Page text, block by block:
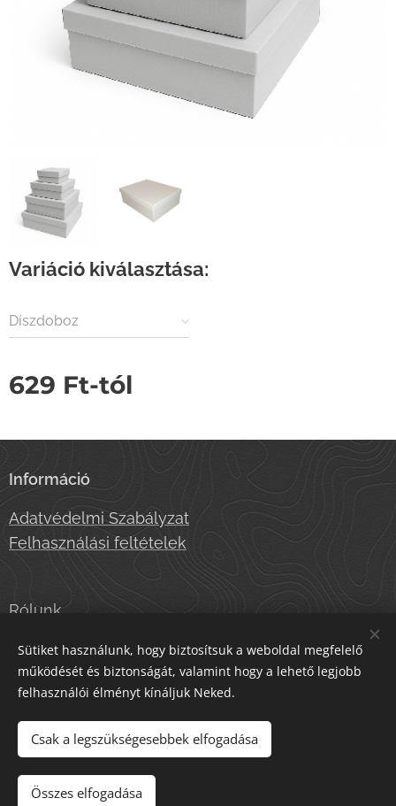
Variáció kiválasztása:
Díszdoboz
629 Ft-tól
Információ
Adatvédelmi Szabályzat
Felhasználási feltételek
Rólunk
Sütiket használunk, hogy biztosítsuk a weboldal megfelelő
működését és biztonságát, valamint hogy a lehető legjobb
felhasználói élményt kínáljuk Neked.
Csak a legszükségesebbek elfogadása
Összes elfogadása